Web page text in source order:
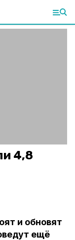
4,8
и обновят
ещё